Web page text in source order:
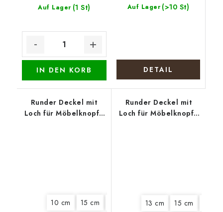
Auf Lager (1 St)
IN DEN KORB
Auf Lager (>10 St)
DETAIL
Runder Deckel mit
Loch für Möbelknopf -
10 cm 15 cm 20 cm
Runder Deckel mit
Loch für Möbelknopf -
13 cm 15 cm